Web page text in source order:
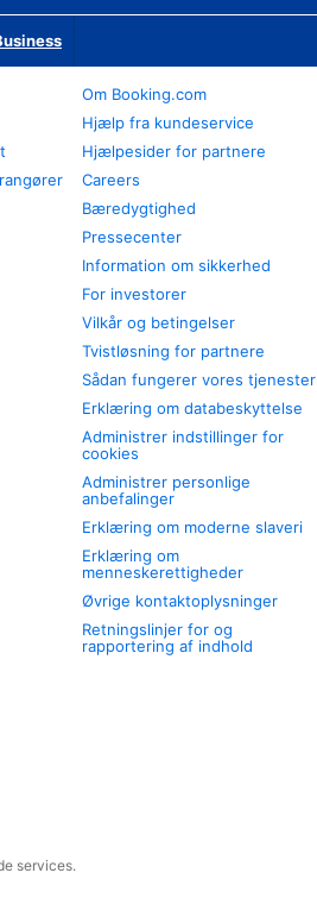
Om Booking.com
Hjælp fra kundeservice
Hjælpesider for partnere
Careers
Bæredygtighed
Pressecenter
Information om sikkerhed
For investorer
Vilkår og betingelser
Tvistløsning for partnere
Sådan fungerer vores tjenester
Erklæring om databeskyttelse
Administrer indstillinger for
cookies
Administrer personlige
anbefalinger
Erklæring om moderne slaveri
Erklæring om
menneskerettigheder
Øvrige kontaktoplysninger
Retningslinjer for og
rapportering af indhold
services.